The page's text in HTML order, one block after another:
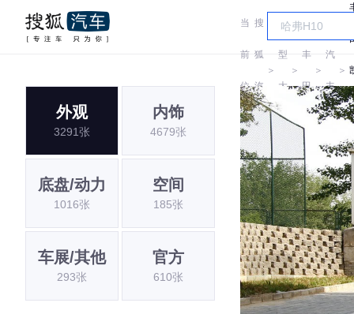
当
前
位
置:
搜
狐
汽
车
＞
车
型
大
全
＞
丰
田
＞
汽
丰
田
＞
外观
3291张
内饰
4679张
底盘/动力
1016张
空间
185张
车展/其他
293张
官方
610张